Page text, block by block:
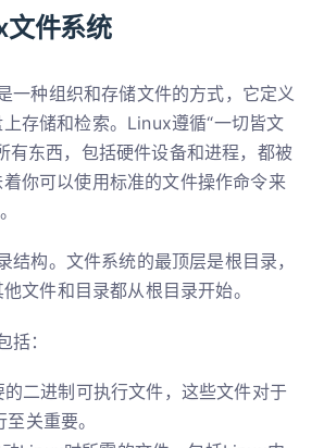
件系统
一种组织和存储文件的方式，它定义
存储和检索。Linux遵循“一切皆文
有东西，包括硬件设备和进程，都被
你可以使用标准的文件操作命令来
结构。文件系统的最顶层是根目录，
文件和目录都从根目录开始。
括：
二进制可执行文件，这些文件对于
关重要。